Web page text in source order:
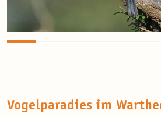
Vogelparadies im